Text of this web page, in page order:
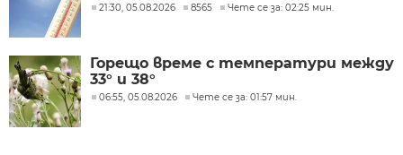
21:30, 05.08.2026 8565 Чете се за: 02:25 мин.
Горещо време с температури между
33° и 38°
06:55, 05.08.2026 Чете се за: 01:57 мин.